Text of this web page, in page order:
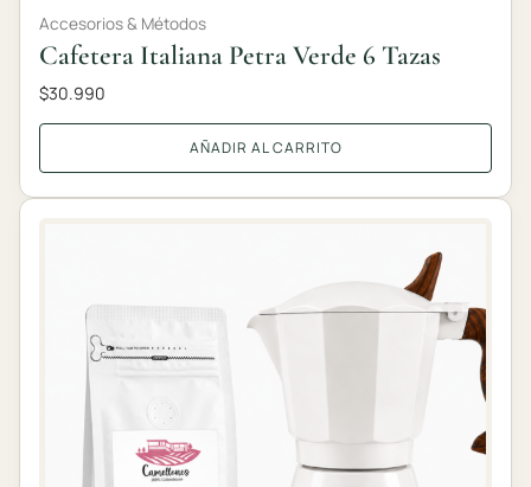
Accesorios & Métodos
Cafetera Italiana Petra Verde 6 Tazas
$30.990
AÑADIR AL CARRITO